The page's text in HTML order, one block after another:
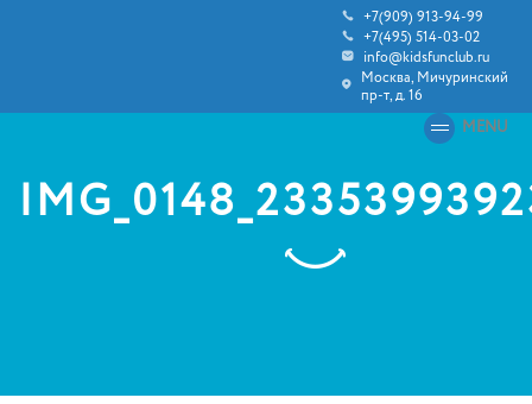
+7(909) 913-94-99
+7(495) 514-03-02
info@kidsfunclub.ru
Москва, Мичуринский
пр-т, д. 16
MENU